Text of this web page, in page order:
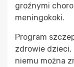
groźnymi
meningokoki.
Program
zdrowie dzieci,
niemu można